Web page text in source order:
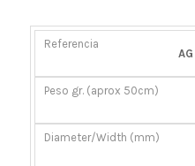
REFERENCIA
(APROX